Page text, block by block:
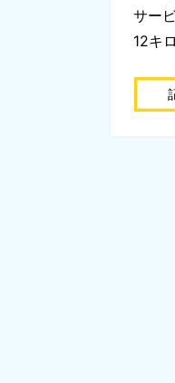
サー
12キ